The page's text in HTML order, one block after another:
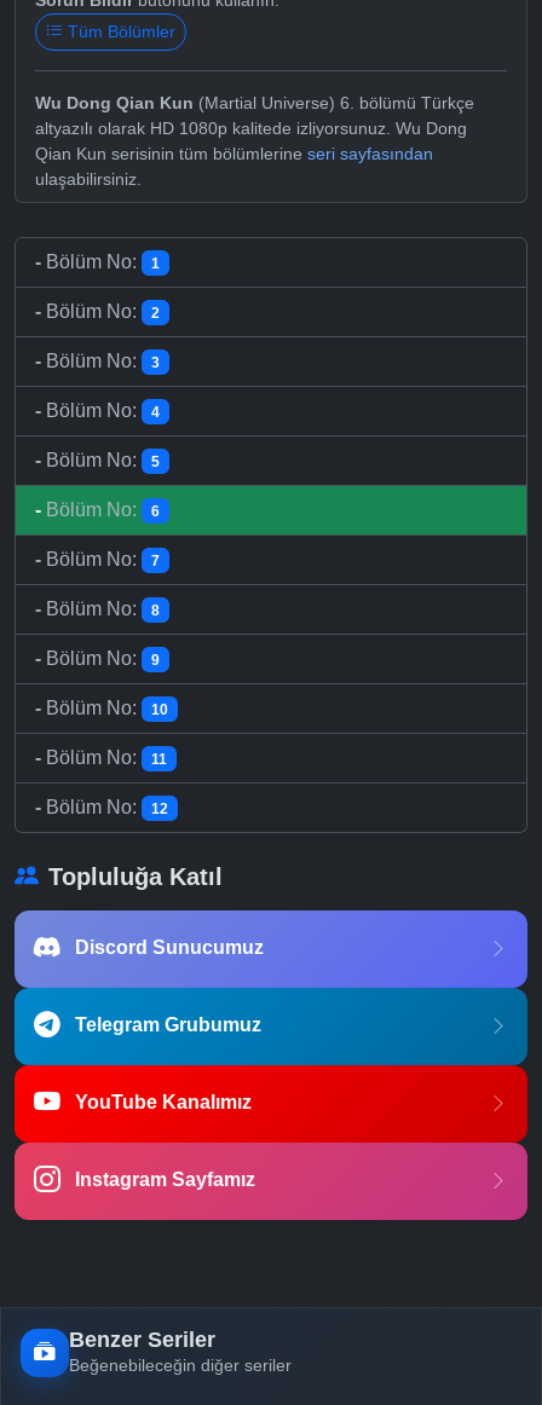
Tüm Bölümler
Wu Dong Qian Kun (Martial Universe) 6. bölümü Türkçe
altyazılı olarak HD 1080p kalitede izliyorsunuz. Wu Dong
Qian Kun serisinin tüm bölümlerine seri sayfasından
ulaşabilirsiniz.
- Bölüm No: 1
- Bölüm No: 2
- Bölüm No: 3
- Bölüm No: 4
- Bölüm No: 5
- Bölüm No: 6
- Bölüm No: 7
- Bölüm No: 8
- Bölüm No: 9
- Bölüm No: 10
- Bölüm No: 11
- Bölüm No: 12
Topluluğa Katıl
Discord Sunucumuz
Telegram Grubumuz
YouTube Kanalımız
Instagram Sayfamız
Benzer Seriler
Beğenebileceğin diğer seriler